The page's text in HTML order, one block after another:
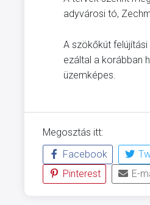
adyvárosi tó,
A szökőkút
ezáltal a korábban
üzemképes.
Megosztás itt:
Facebook
Pinterest
E-